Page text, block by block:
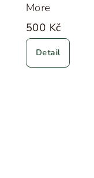
More
500 Kč
Detail